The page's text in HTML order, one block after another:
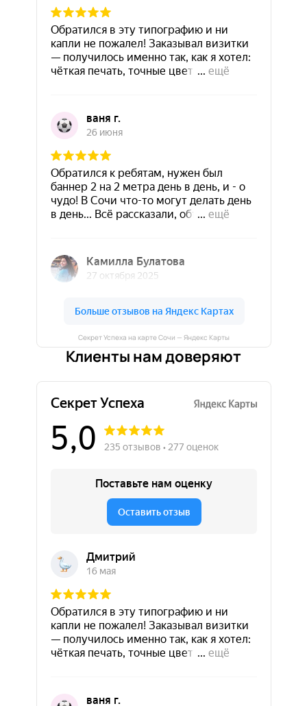
Секрет Успеха на карте Сочи — Яндекс Карты
Клиенты нам доверяют